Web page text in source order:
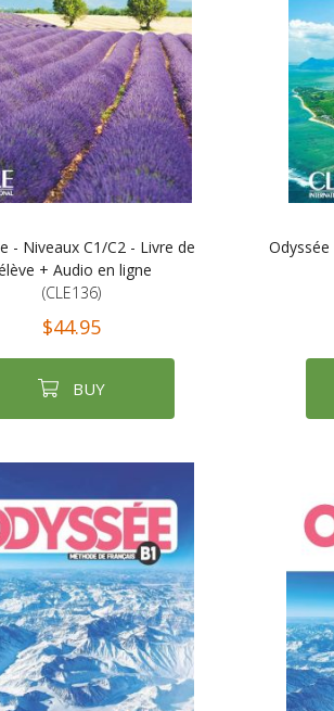
- Niveaux C1/C2 - Livre de
+ Audio en ligne
(CLE136)
$44.95
BUY